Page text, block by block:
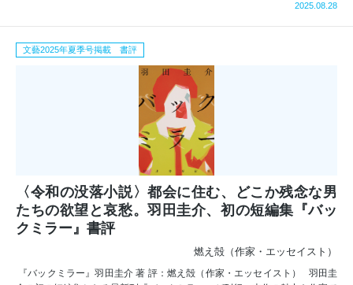
2025.08.28
文藝2025年夏季号掲載 書評
〈令和の没落小説〉都会に住む、どこか残念な男
たちの欲望と哀愁。羽田圭介、初の短編集『バッ
クミラー』書評
燃え殻（作家・エッセイスト）
『バックミラー』羽田圭介 著 評：燃え殻（作家・エッセイスト） 羽田圭